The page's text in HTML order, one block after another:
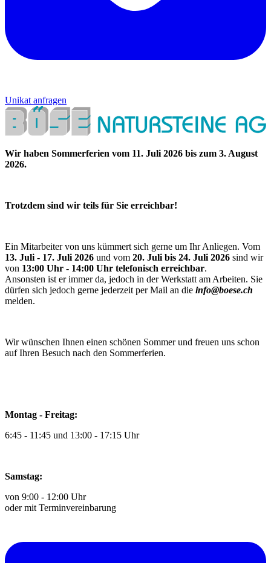
Unikat anfragen
Wir haben Sommerferien vom 11. Juli 2026 bis zum 3. August
2026.
Trotzdem sind wir teils für Sie erreichbar!
Ein Mitarbeiter von uns kümmert sich gerne um Ihr Anliegen. Vom
13. Juli - 17. Juli 2026 und vom 20. Juli bis 24. Juli 2026 sind wir
von 13:00 Uhr - 14:00 Uhr telefonisch erreichbar.
Ansonsten ist er immer da, jedoch in der Werkstatt am Arbeiten. Sie
dürfen sich jedoch gerne jederzeit per Mail an die info@boese.ch
melden.
Wir wünschen Ihnen einen schönen Sommer und freuen uns schon
auf Ihren Besuch nach den Sommerferien.
Montag - Freitag:
6:45 - 11:45 und 13:00 - 17:15 Uhr
Samstag:
von 9:00 - 12:00 Uhr
oder mit Terminvereinbarung